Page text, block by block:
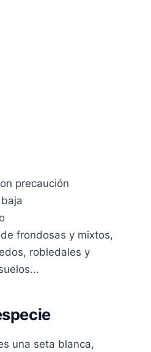
precaución
frondosas y mixtos,
robledales y
una seta blanca,